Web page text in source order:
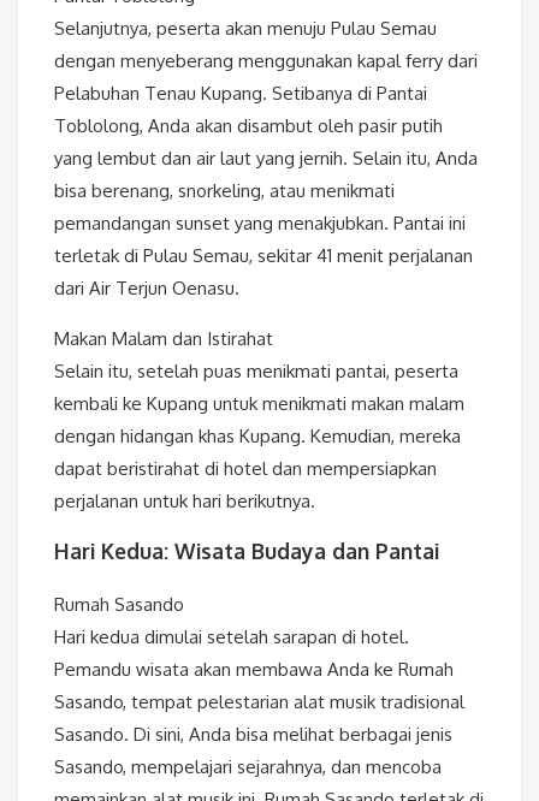
Selanjutnya, peserta akan menuju Pulau Semau
dengan menyeberang menggunakan kapal ferry dari
Pelabuhan Tenau Kupang. Setibanya di Pantai
Toblolong, Anda akan disambut oleh pasir putih
yang lembut dan air laut yang jernih. Selain itu, Anda
bisa berenang, snorkeling, atau menikmati
pemandangan sunset yang menakjubkan. Pantai ini
terletak di Pulau Semau, sekitar 41 menit perjalanan
dari Air Terjun Oenasu.
Makan Malam dan Istirahat
Selain itu, setelah puas menikmati pantai, peserta
kembali ke Kupang untuk menikmati makan malam
dengan hidangan khas Kupang. Kemudian, mereka
dapat beristirahat di hotel dan mempersiapkan
perjalanan untuk hari berikutnya.
Hari Kedua: Wisata Budaya dan Pantai
Rumah Sasando
Hari kedua dimulai setelah sarapan di hotel.
Pemandu wisata akan membawa Anda ke Rumah
Sasando, tempat pelestarian alat musik tradisional
Sasando. Di sini, Anda bisa melihat berbagai jenis
Sasando, mempelajari sejarahnya, dan mencoba